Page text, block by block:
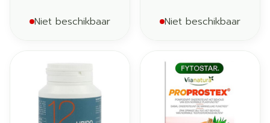
Niet beschikbaar Niet beschikbaar